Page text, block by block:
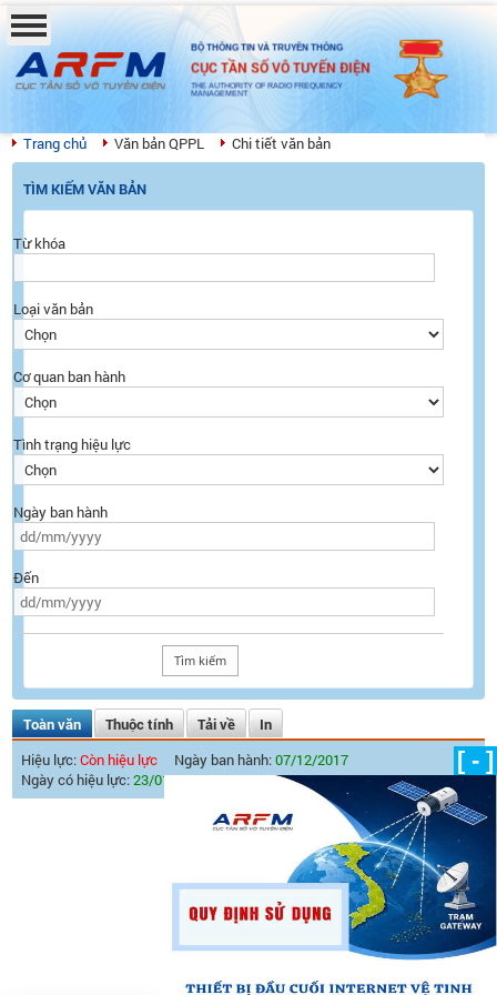
BỘ THÔNG TIN VÀ TRUYỀN THÔNG
CỤC TẦN SỐ VÔ TUYẾN ĐIỆN
THE AUTHORITY OF RADIO FREQUENCY
MANAGEMENT
Trang chủ Văn bản QPPL Chi tiết văn bản
TÌM KIẾM VĂN BẢN
Từ khóa
Loại văn bản
Cơ quan ban hành
Tình trạng hiệu lực
Ngày ban hành
Đến
Toàn văn Thuộc tính Tải về
In
Hiệu lực:Còn hiệu lực Ngày ban hành:07/12/2017
Ngày có hiệu lực:23/01/2018
[ - ]